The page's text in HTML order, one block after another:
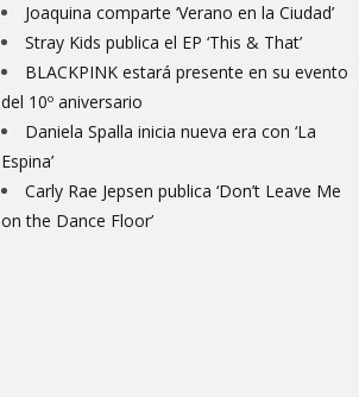
Joaquina comparte ‘Verano en la Ciudad’
Stray Kids publica el EP ‘This & That’
BLACKPINK estará presente en su evento
del 10º aniversario
Daniela Spalla inicia nueva era con ‘La
Espina’
Carly Rae Jepsen publica ‘Don’t Leave Me
on the Dance Floor’